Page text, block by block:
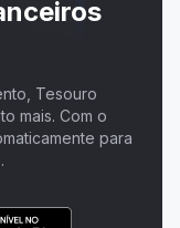
Tesouro
mais. Com o
para